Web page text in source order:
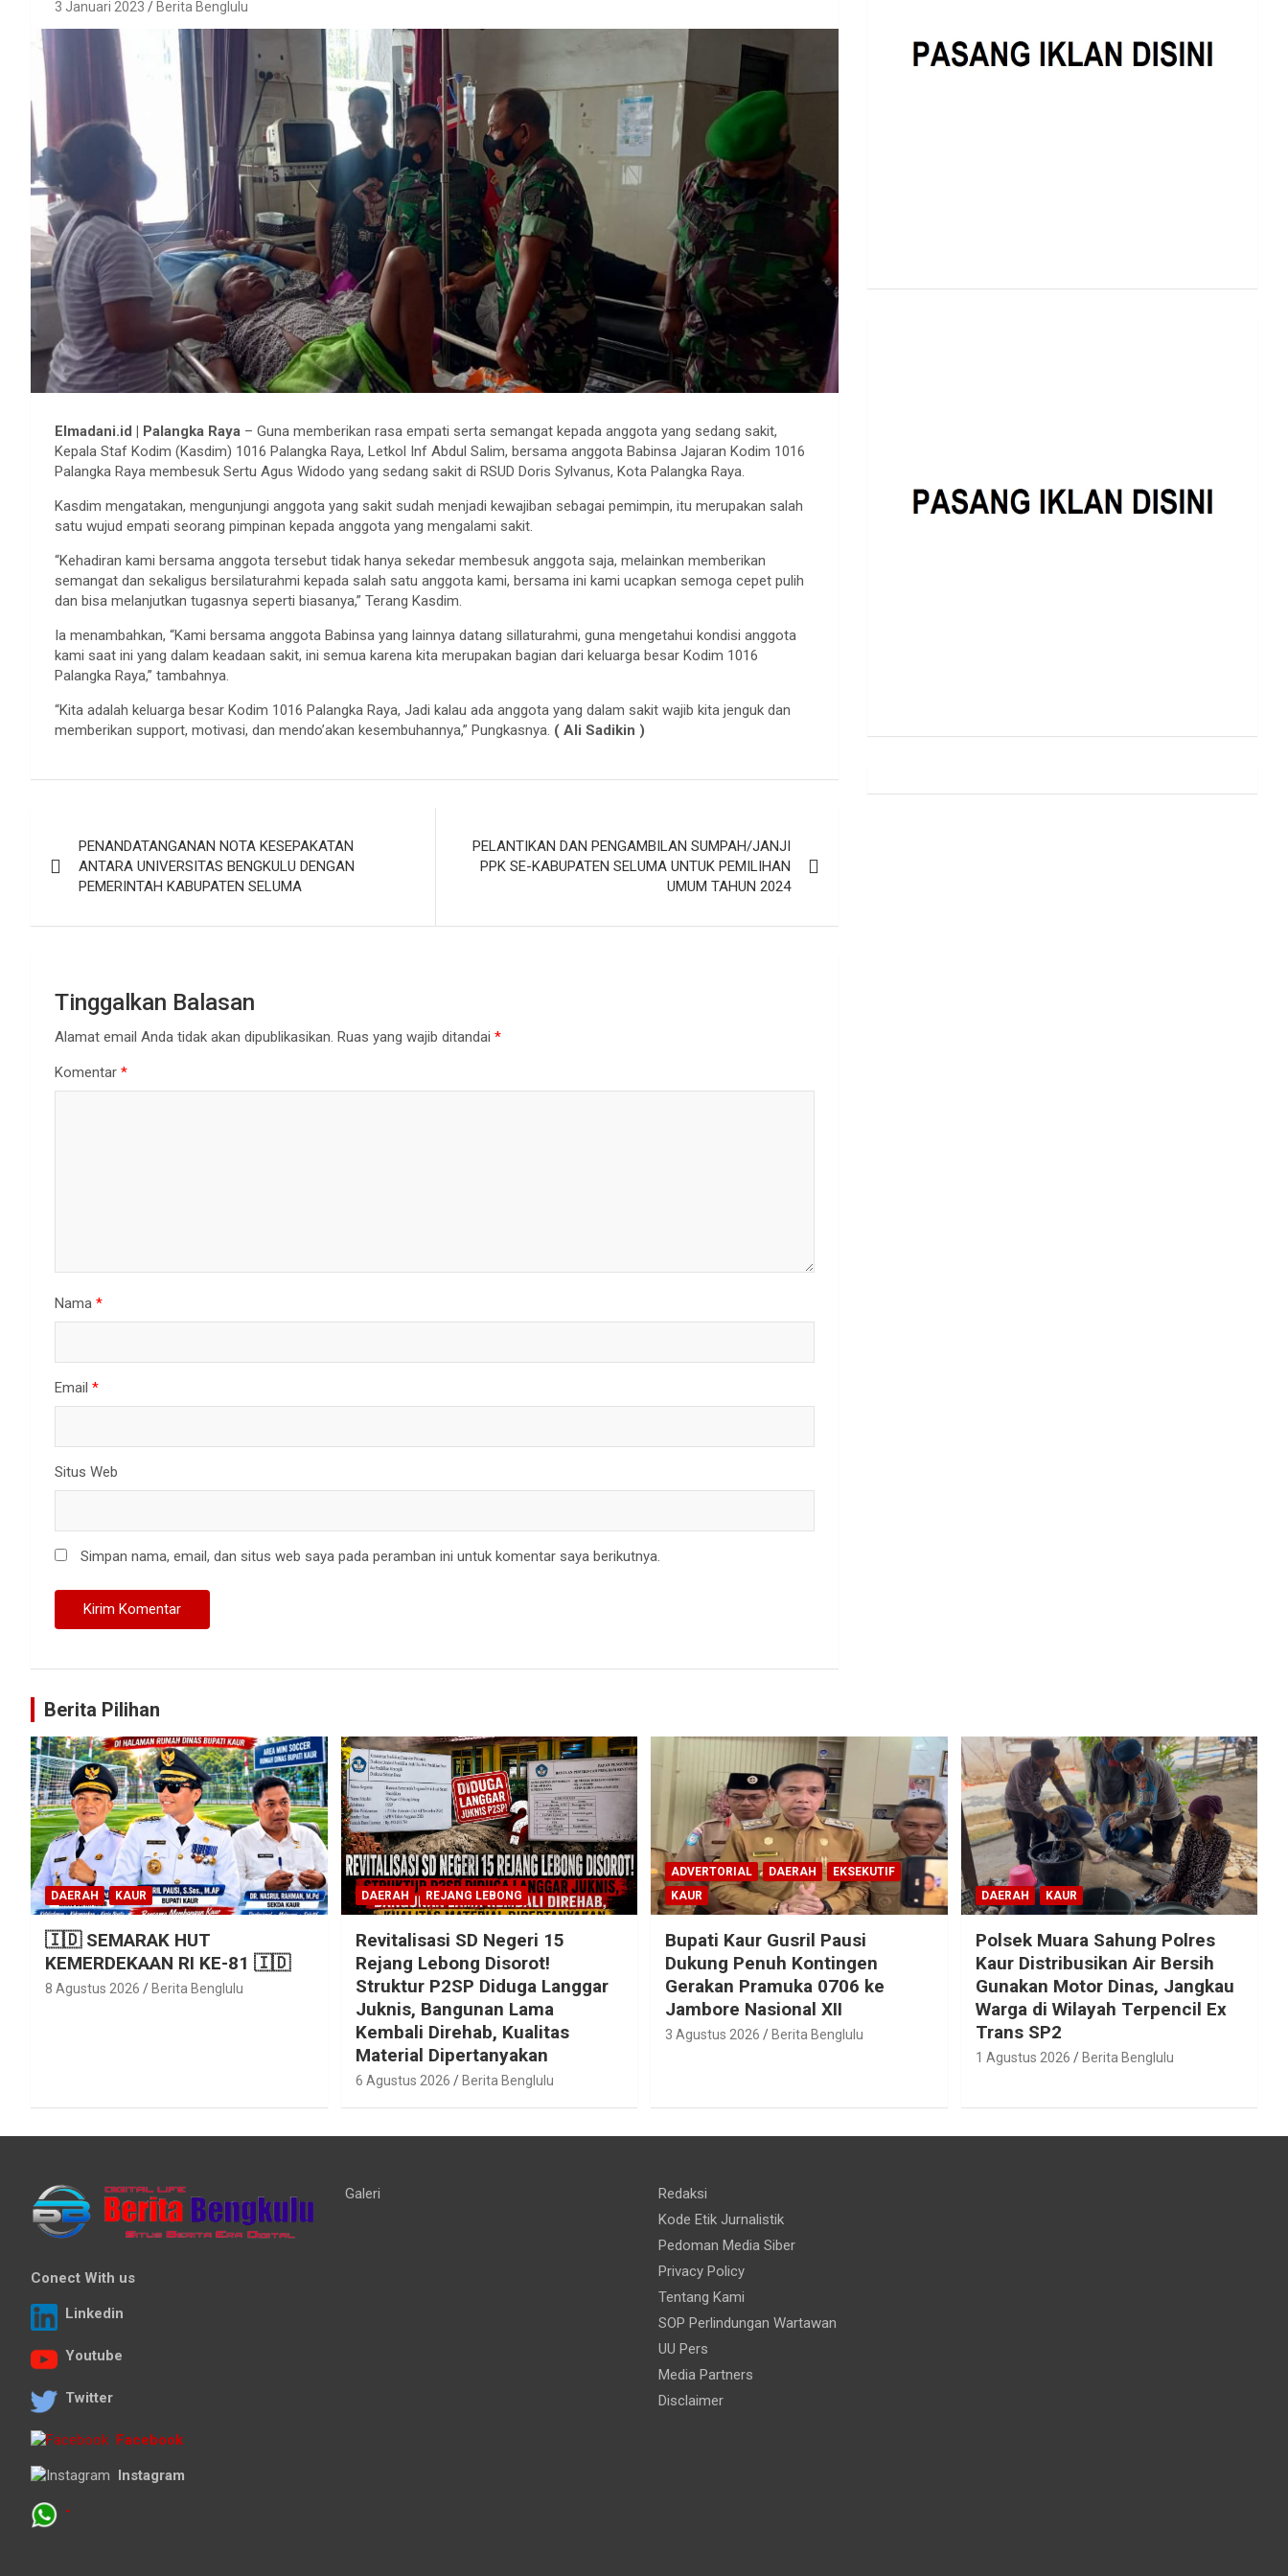
3 Januari 2023 Berita Benglulu
Elmadani.id | Palangka Raya – Guna memberikan rasa empati serta semangat kepada anggota yang sedang sakit,
Kepala Staf Kodim (Kasdim) 1016 Palangka Raya, Letkol Inf Abdul Salim, bersama anggota Babinsa Jajaran Kodim 1016
Palangka Raya membesuk Sertu Agus Widodo yang sedang sakit di RSUD Doris Sylvanus, Kota Palangka Raya.
Kasdim mengatakan, mengunjungi anggota yang sakit sudah menjadi kewajiban sebagai pemimpin, itu merupakan salah
satu wujud empati seorang pimpinan kepada anggota yang mengalami sakit.
“Kehadiran kami bersama anggota tersebut tidak hanya sekedar membesuk anggota saja, melainkan memberikan
semangat dan sekaligus bersilaturahmi kepada salah satu anggota kami, bersama ini kami ucapkan semoga cepet pulih
dan bisa melanjutkan tugasnya seperti biasanya,” Terang Kasdim.
Ia menambahkan, “Kami bersama anggota Babinsa yang lainnya datang sillaturahmi, guna mengetahui kondisi anggota
kami saat ini yang dalam keadaan sakit, ini semua karena kita merupakan bagian dari keluarga besar Kodim 1016
Palangka Raya,” tambahnya.
“Kita adalah keluarga besar Kodim 1016 Palangka Raya, Jadi kalau ada anggota yang dalam sakit wajib kita jenguk dan
memberikan support, motivasi, dan mendo’akan kesembuhannya,” Pungkasnya. ( Ali Sadikin )
pos
PENANDATANGANAN NOTA KESEPAKATAN
ANTARA UNIVERSITAS BENGKULU DENGAN
PEMERINTAH KABUPATEN SELUMA
PELANTIKAN DAN PENGAMBILAN SUMPAH/JANJI
PPK SE-KABUPATEN SELUMA UNTUK PEMILIHAN
UMUM TAHUN 2024
Tinggalkan Balasan
Alamat email Anda tidak akan dipublikasikan. Ruas yang wajib ditandai *
Komentar *
Nama *
Email *
Situs Web
Simpan nama, email, dan situs web saya pada peramban ini untuk komentar saya berikutnya.
Berita Pilihan
DAERAH KAUR
🇮🇩 SEMARAK HUT
KEMERDEKAAN RI KE-81 🇮🇩
8 Agustus 2026 Berita Benglulu
DAERAH REJANG LEBONG
Revitalisasi SD Negeri 15
Rejang Lebong Disorot!
Struktur P2SP Diduga Langgar
Juknis, Bangunan Lama
Kembali Direhab, Kualitas
Material Dipertanyakan
6 Agustus 2026 Berita Benglulu
ADVERTORIAL DAERAH
EKSEKUTIF
KAUR
Bupati Kaur Gusril Pausi
Dukung Penuh Kontingen
Gerakan Pramuka 0706 ke
Jambore Nasional XII
3 Agustus 2026 Berita Benglulu
DAERAH KAUR
Polsek Muara Sahung Polres
Kaur Distribusikan Air Bersih
Gunakan Motor Dinas, Jangkau
Warga di Wilayah Terpencil Ex
Trans SP2
1 Agustus 2026 Berita Benglulu
Conect With us
Linkedin
Youtube
Twitter
Facebook
Instagram
-
Galeri
Redaksi
Kode Etik Jurnalistik
Pedoman Media Siber
Privacy Policy
Tentang Kami
SOP Perlindungan Wartawan
UU Pers
Media Partners
Disclaimer